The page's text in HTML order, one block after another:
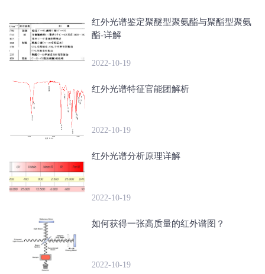
红外光谱鉴定聚醚型聚氨酯与聚酯型聚氨
酯-详解
2022-10-19
红外光谱特征官能团解析
2022-10-19
红外光谱分析原理详解
2022-10-19
如何获得一张高质量的红外谱图？
2022-10-19